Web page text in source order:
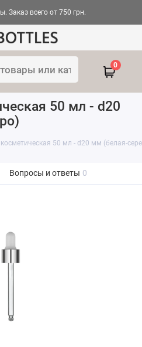
Заказ всего от 750 грн.
0
50 мл - d20
50 мл - d20 мм (белая-
Вопросы и ответы 0